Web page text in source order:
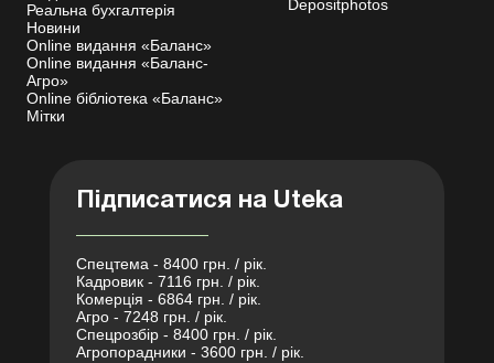
Реальна бухгалтерія
Новини
Online видання «Баланс»
Online видання «Баланс-
Агро»
Online бібліотека «Баланс»
Мітки
Depositphotos
Підписатися на Uteka
Спецтема - 8400 грн. / рік.
Кадровик - 7116 грн. / рік.
Комерція - 6864 грн. / рік.
Агро - 7248 грн. / рік.
Спецрозбір - 8400 грн. / рік.
Агропорадники - 3600 грн. / рік.